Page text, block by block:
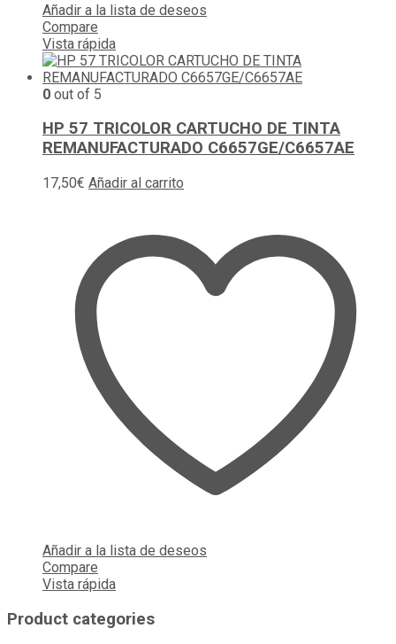
Añadir a la lista de deseos
Compare
Vista rápida
0 out of 5
HP 57 TRICOLOR CARTUCHO DE TINTA
REMANUFACTURADO C6657GE/C6657AE
17,50€ Añadir al carrito
Añadir a la lista de deseos
Compare
Vista rápida
Product categories